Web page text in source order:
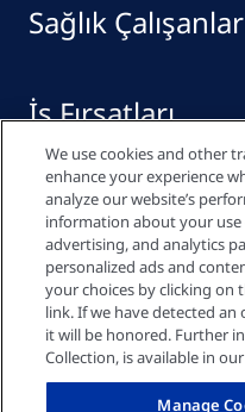
Sağlık
İş Fırsatları
Yayınlar
Gizlilik Bildirimi
Çerez Ayarları
We use cookies and other
enhance your experience
analyze our website’s
information about your
advertising, and analytics
personalized ads and
your choices by clicking on
link. If we have detected
it will be honored. Further
Collection, is available in our
Manage